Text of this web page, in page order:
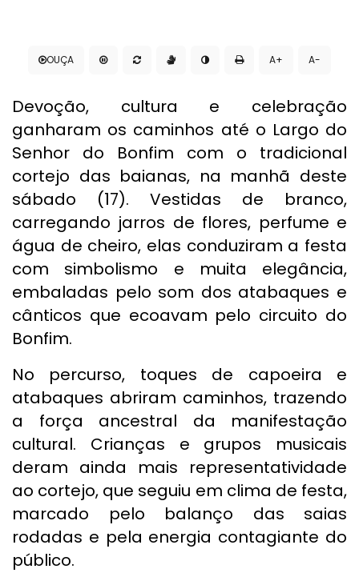
OUÇA A+ A-
Devoção, cultura e celebração
ganharam os caminhos até o Largo do
Senhor do Bonfim com o tradicional
cortejo das baianas, na manhã deste
sábado (17). Vestidas de branco,
carregando jarros de flores, perfume e
água de cheiro, elas conduziram a festa
com simbolismo e muita elegância,
embaladas pelo som dos atabaques e
cânticos que ecoavam pelo circuito do
Bonfim.
No percurso, toques de capoeira e
atabaques abriram caminhos, trazendo
a força ancestral da manifestação
cultural. Crianças e grupos musicais
deram ainda mais representatividade
ao cortejo, que seguiu em clima de festa,
marcado pelo balanço das saias
rodadas e pela energia contagiante do
público.